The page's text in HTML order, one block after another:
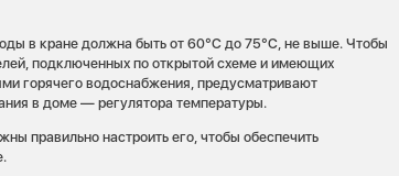
в кране должна быть от 60°C до 75°C, не выше. Чтобы
подключенных по открытой схеме и имеющих
горячего водоснабжения, предусматривают
в доме — регулятора температуры.
правильно настроить его, чтобы обеспечить